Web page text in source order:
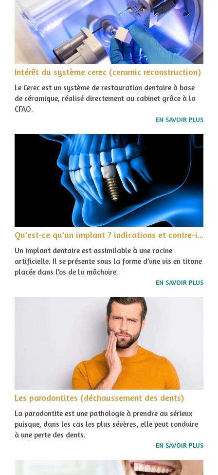
Intérêt du système cerec (ceramic reconstruction)
Le Cerec est un système de restauration dentaire à base
de céramique, réalisé directement au cabinet grâce à la
CFAO.
EN SAVOIR PLUS
Qu'est-ce qu'un implant ? indications et contre-indications
Un implant dentaire est assimilable à une racine
artificielle. Il se présente sous la forme d’une vis en titane
placée dans l’os de la mâchoire.
EN SAVOIR PLUS
Les parodontites (déchaussement des dents)
La parodontite est une pathologie à prendre au sérieux
puisque, dans les cas les plus sévères, elle peut conduire
à une perte des dents.
EN SAVOIR PLUS